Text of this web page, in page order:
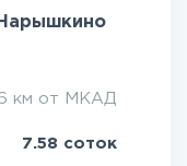
км от МКАД
7.58 соток